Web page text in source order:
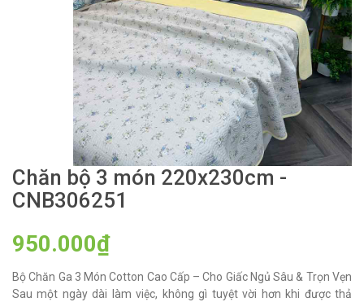
Chăn bộ 3 món 220x230cm -
CNB306251
950.000₫
Bộ Chăn Ga 3 Món Cotton Cao Cấp – Cho Giấc Ngủ Sâu & Trọn Vẹn
Sau một ngày dài làm việc, không gì tuyệt vời hơn khi được thả